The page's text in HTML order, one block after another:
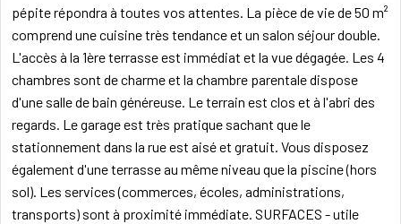
pépite répondra à toutes vos attentes. La pièce de vie de 50 m²
comprend une cuisine très tendance et un salon séjour double.
L'accès à la 1ère terrasse est immédiat et la vue dégagée. Les 4
chambres sont de charme et la chambre parentale dispose
d'une salle de bain généreuse. Le terrain est clos et à l'abri des
regards. Le garage est très pratique sachant que le
stationnement dans la rue est aisé et gratuit. Vous disposez
également d'une terrasse au même niveau que la piscine (hors
sol). Les services (commerces, écoles, administrations,
transports) sont à proximité immédiate. SURFACES - utile